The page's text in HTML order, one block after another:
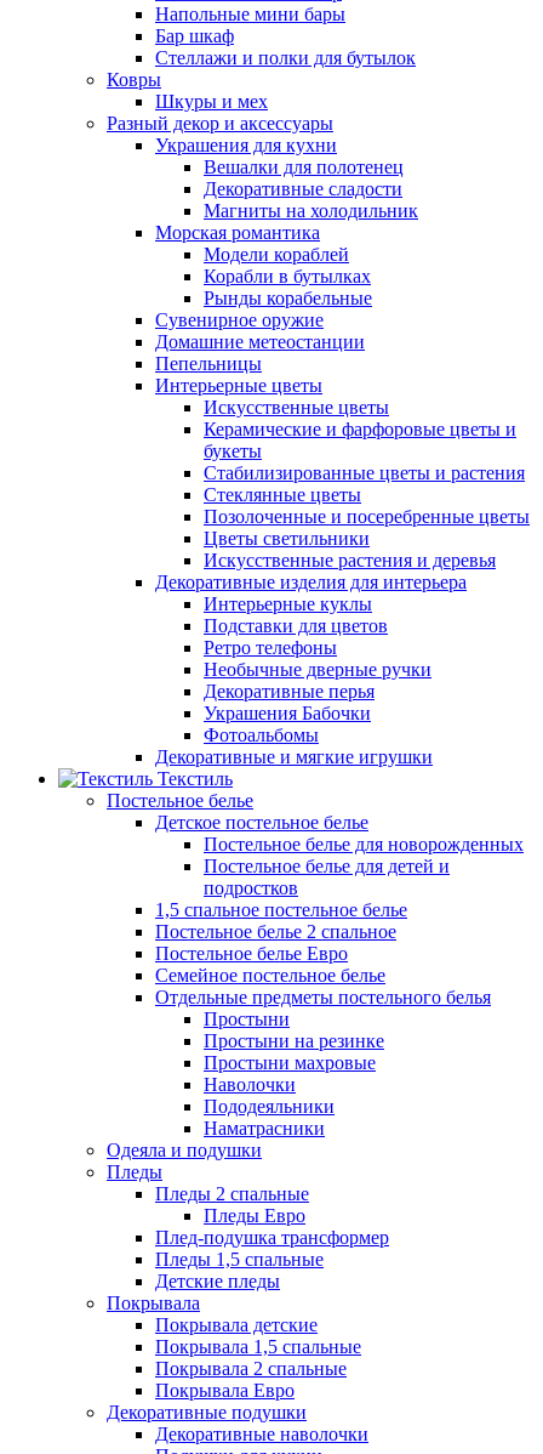
Напольные мини бары
Бар шкаф
Стеллажи и полки для бутылок
Ковры
Шкуры и мех
Разный декор и аксессуары
Украшения для кухни
Вешалки для полотенец
Декоративные сладости
Магниты на холодильник
Морская романтика
Модели кораблей
Корабли в бутылках
Рынды корабельные
Сувенирное оружие
Домашние метеостанции
Пепельницы
Интерьерные цветы
Искусственные цветы
Керамические и фарфоровые цветы и
букеты
Стабилизированные цветы и растения
Стеклянные цветы
Позолоченные и посеребренные цветы
Цветы светильники
Искусственные растения и деревья
Декоративные изделия для интерьера
Интерьерные куклы
Подставки для цветов
Ретро телефоны
Необычные дверные ручки
Декоративные перья
Украшения Бабочки
Фотоальбомы
Декоративные и мягкие игрушки
Текстиль
Постельное белье
Детское постельное белье
Постельное белье для новорожденных
Постельное белье для детей и
подростков
1,5 спальное постельное белье
Постельное белье 2 спальное
Постельное белье Евро
Семейное постельное белье
Отдельные предметы постельного белья
Простыни
Простыни на резинке
Простыни махровые
Наволочки
Пододеяльники
Наматрасники
Одеяла и подушки
Пледы
Пледы 2 спальные
Пледы Евро
Плед-подушка трансформер
Пледы 1,5 спальные
Детские пледы
Покрывала
Покрывала детские
Покрывала 1,5 спальные
Покрывала 2 спальные
Покрывала Евро
Декоративные подушки
Декоративные наволочки